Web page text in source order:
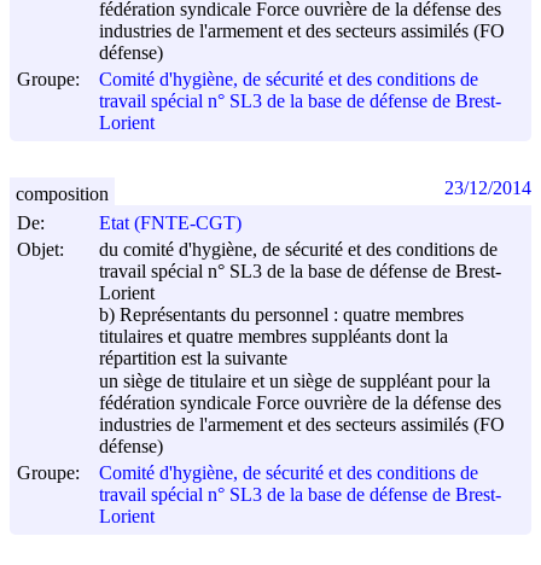
fédération syndicale Force ouvrière de la défense des
industries de l'armement et des secteurs assimilés (FO
défense)
Groupe:
Comité d'hygiène, de sécurité et des conditions de
travail spécial n° SL3 de la base de défense de Brest-
Lorient
De:
Etat (FNTE-CGT)
Objet:
du comité d'hygiène, de sécurité et des conditions de
travail spécial n° SL3 de la base de défense de Brest-
Lorient
b) Représentants du personnel : quatre membres
titulaires et quatre membres suppléants dont la
répartition est la suivante
un siège de titulaire et un siège de suppléant pour la
fédération syndicale Force ouvrière de la défense des
industries de l'armement et des secteurs assimilés (FO
défense)
Groupe:
Comité d'hygiène, de sécurité et des conditions de
travail spécial n° SL3 de la base de défense de Brest-
Lorient
composition 23/12/2014